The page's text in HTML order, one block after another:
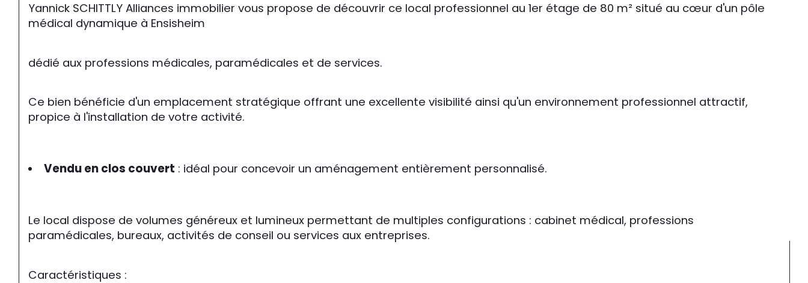
Yannick SCHITTLY Alliances immobilier vous propose de découvrir ce local professionnel au 1er étage de 80 m² situé au cœur d'un pôle
médical dynamique à Ensisheim
dédié aux professions médicales, paramédicales et de services.
Ce bien bénéficie d'un emplacement stratégique offrant une excellente visibilité ainsi qu'un environnement professionnel attractif,
propice à l'installation de votre activité.
Vendu en clos couvert : idéal pour concevoir un aménagement entièrement personnalisé.
Le local dispose de volumes généreux et lumineux permettant de multiples configurations : cabinet médical, professions
paramédicales, bureaux, activités de conseil ou services aux entreprises.
Caractéristiques :